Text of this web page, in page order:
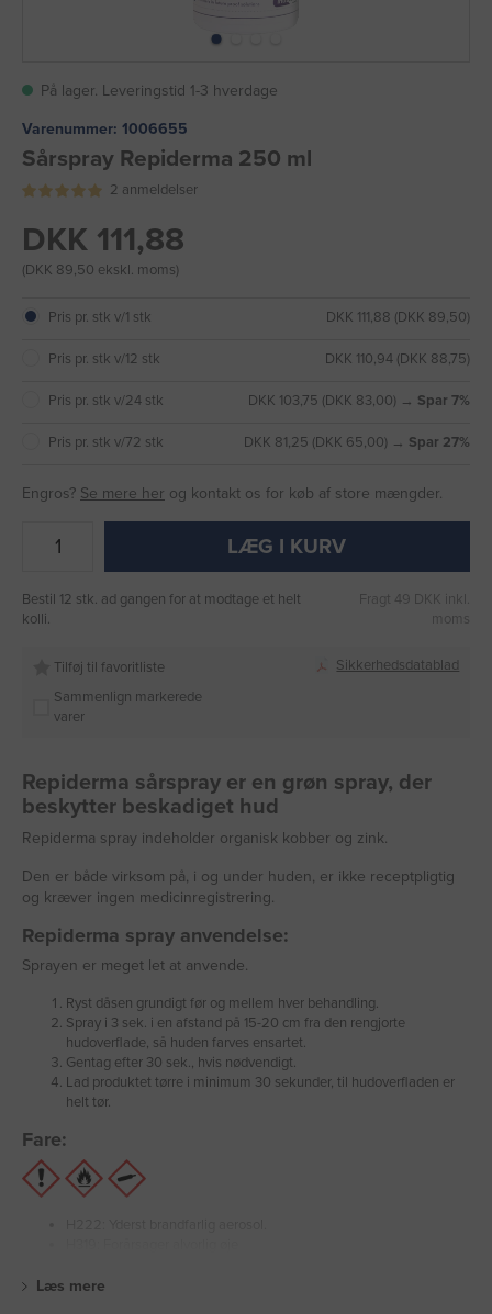
På lager. Leveringstid 1-3 hverdage
Varenummer: 1006655
Sårspray Repiderma 250 ml
2 anmeldelser
DKK 111,88
(DKK 89,50 ekskl. moms)
Pris pr. stk v/1 stk DKK 111,88 (DKK 89,50)
Pris pr. stk v/12 stk DKK 110,94 (DKK 88,75)
Pris pr. stk v/24 stk DKK 103,75 (DKK 83,00) → Spar 7%
Pris pr. stk v/72 stk DKK 81,25 (DKK 65,00) → Spar 27%
Engros? Se mere her og kontakt os for køb af store mængder.
LÆG I KURV
Bestil 12 stk. ad gangen for at modtage et helt
kolli.
Fragt 49 DKK inkl.
moms
Tilføj til favoritliste
Sammenlign markerede
varer
Sikkerhedsdatablad
Repiderma sårspray er en grøn spray, der
beskytter beskadiget hud
Repiderma spray indeholder organisk kobber og zink.
Den er både virksom på, i og under huden, er ikke receptpligtig
og kræver ingen medicinregistrering.
Repiderma spray anvendelse:
Sprayen er meget let at anvende.
Ryst dåsen grundigt før og mellem hver behandling.
Spray i 3 sek. i en afstand på 15-20 cm fra den rengjorte
hudoverflade, så huden farves ensartet.
Gentag efter 30 sek., hvis nødvendigt.
Lad produktet tørre i minimum 30 sekunder, til hudoverfladen er
helt tør.
Fare:
Læs mere